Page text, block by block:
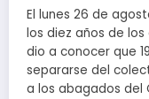
El lunes 26 de
los diez años de
dio a conocer que
separarse del
a los abagados del